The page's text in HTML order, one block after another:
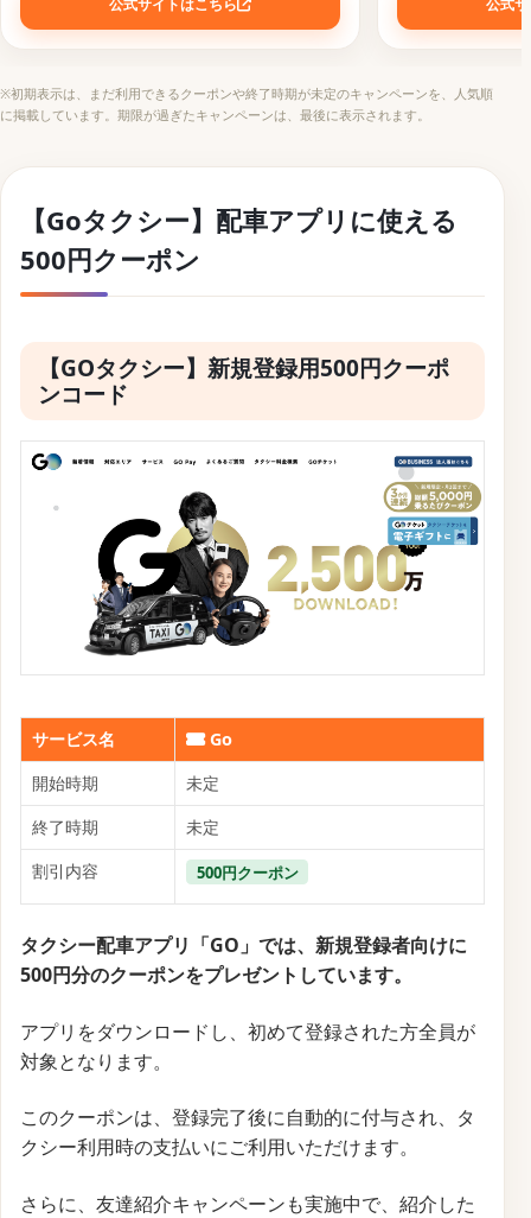
公式サイトはこちら 公式
※初期表示は、まだ利用できるクーポンや終了時期が未定のキャンペーンを、人気順
に掲載しています。期限が過ぎたキャンペーンは、最後に表示されます。
【Goタクシー】配車アプリに使える
500円クーポン
【GOタクシー】新規登録用500円クーポ
ンコード
サービス名
Go
開始時期
未定
終了時期
未定
割引内容
500円クーポン
タクシー配車アプリ「GO」では、新規登録者向けに
500円分のクーポンをプレゼントしています。
アプリをダウンロードし、初めて登録された方全員が
対象となります。
このクーポンは、登録完了後に自動的に付与され、タ
クシー利用時の支払いにご利用いただけます。
さらに、友達紹介キャンペーンも実施中で、紹介した